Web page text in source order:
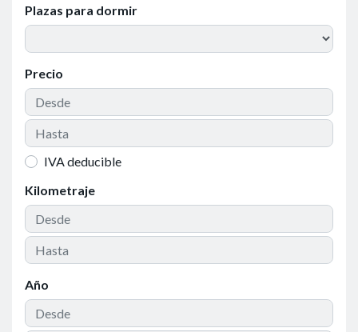
Plazas para dormir
Precio
IVA deducible
Kilometraje
Año